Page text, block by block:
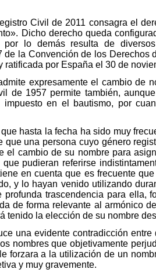
Civil de 2011 consagra el
Dicho derecho queda
lo demás resulta de
la Convención de los Derechos
por España el 30 de
expresamente el cambio de
de 1957 permite también,
en el bautismo, por
hasta la fecha ha sido muy
una persona cuyo género
el cambio de su nombre para
pudieran referirse
en cuenta que es frecuente
y lo hayan venido utilizando
trascendencia para ella,
de forma relevante al armónico
tenido la elección de su nombre
una evidente contradicción
nombres que objetivamente
forzara a la utilización de un
y muy gravemente.